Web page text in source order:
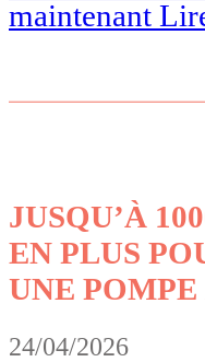
maintenant
JUSQU’À
EN PLUS
UNE
24/04/2026